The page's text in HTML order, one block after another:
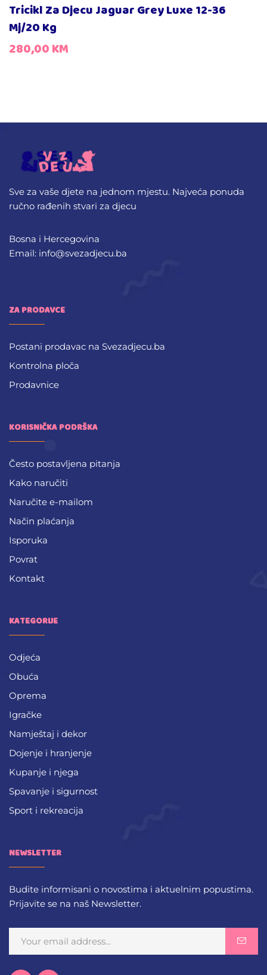
Tricikl Za Djecu Jaguar Grey Luxe 12-36
Mj/20 Kg
280,00KM
Sve za vaše djete na jednom mjestu. Najveća ponuda
ručno rađenih stvari za djecu
Bosna i Hercegovina
Email: info@svezadjecu.ba
ZA PRODAVCE
Postani prodavac na Svezadjecu.ba
Kontrolna ploča
Prodavnice
KORISNIČKA PODRŠKA
Često postavljena pitanja
Kako naručiti
Naručite e-mailom
Način plaćanja
Isporuka
Povrat
Kontakt
KATEGORIJE
Odjeća
Obuća
Oprema
Igračke
Namještaj i dekor
Dojenje i hranjenje
Kupanje i njega
Spavanje i sigurnost
Sport i rekreacija
NEWSLETTER
Budite informisani o novostima i aktuelnim popustima.
Prijavite se na naš Newsletter.